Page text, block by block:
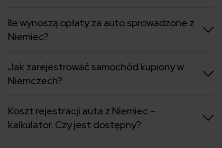
Ile wynoszą opłaty za auto sprowadzone z
Niemiec?
Jak zarejestrować samochód kupiony w
Niemczech?
Koszt rejestracji auta z Niemiec –
kalkulator. Czy jest dostępny?